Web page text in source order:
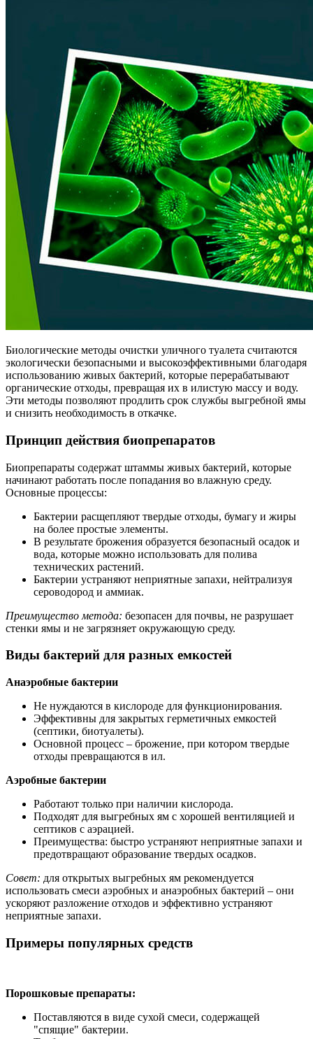
Биологические методы очистки уличного туалета считаются
экологически безопасными и высокоэффективными благодаря
использованию живых бактерий, которые перерабатывают
органические отходы, превращая их в илистую массу и воду.
Эти методы позволяют продлить срок службы выгребной ямы
и снизить необходимость в откачке.
Принцип действия биопрепаратов
Биопрепараты содержат штаммы живых бактерий, которые
начинают работать после попадания во влажную среду.
Основные процессы:
Бактерии расщепляют твердые отходы, бумагу и жиры
на более простые элементы.
В результате брожения образуется безопасный осадок и
вода, которые можно использовать для полива
технических растений.
Бактерии устраняют неприятные запахи, нейтрализуя
сероводород и аммиак.
Преимущество метода: безопасен для почвы, не разрушает
стенки ямы и не загрязняет окружающую среду.
Виды бактерий для разных емкостей
Анаэробные бактерии
Не нуждаются в кислороде для функционирования.
Эффективны для закрытых герметичных емкостей
(септики, биотуалеты).
Основной процесс – брожение, при котором твердые
отходы превращаются в ил.
Аэробные бактерии
Работают только при наличии кислорода.
Подходят для выгребных ям с хорошей вентиляцией и
септиков с аэрацией.
Преимущества: быстро устраняют неприятные запахи и
предотвращают образование твердых осадков.
Совет: для открытых выгребных ям рекомендуется
использовать смеси аэробных и анаэробных бактерий – они
ускоряют разложение отходов и эффективно устраняют
неприятные запахи.
Примеры популярных средств
Порошковые препараты:
Поставляются в виде сухой смеси, содержащей
"спящие" бактерии.